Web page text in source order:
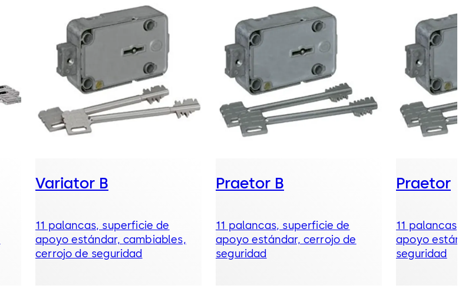
Variator B
11 palancas, superficie de
apoyo estándar, cambiables,
cerrojo de seguridad
Praetor B
11 palancas, superficie de
apoyo estándar, cerrojo de
seguridad
Praetor
11
apoyo
seguridad